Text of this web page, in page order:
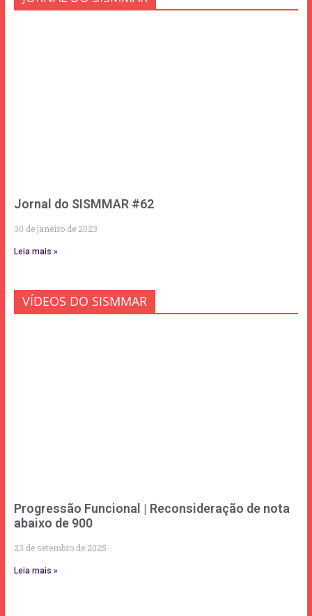
Jornal do SISMMAR #62
30 de janeiro de 2023
Leia mais »
VÍDEOS DO SISMMAR
Progressão Funcional | Reconsideração de nota
abaixo de 900
23 de setembro de 2025
Leia mais »